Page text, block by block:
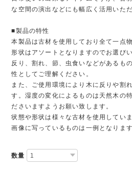
な空間の演出などにも幅広く活用いただ
■製品の特性
本製品は古材を使用しており全て一点
形状はアソートとなりますのでお選び
反り、割れ、節、虫食いなどがあるも
性としてご理解ください。
また、ご使用環境により木に反りや割
す。湿度の変化によるものは天然木の
ださいますようお願い致します。
状態や形状は様々な古材を使用していま
画像に写っているものは一例となります
数量